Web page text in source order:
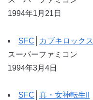
1994年1月21日
SFC
カブキロックス
スーパーファミコン
1994年3月4日
SFC
真・女神転生II